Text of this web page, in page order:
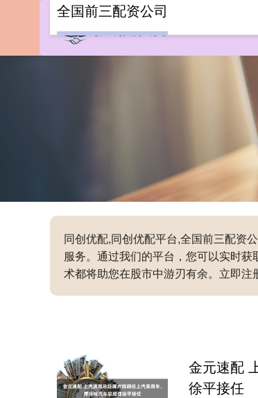
同创优配,同创优配平台,全国前三配资
服务。通过我们的平台，您可以实时
术都将助您在股市中游刃有余。立即注
全国前三配资公司
金元速配
徐平接任